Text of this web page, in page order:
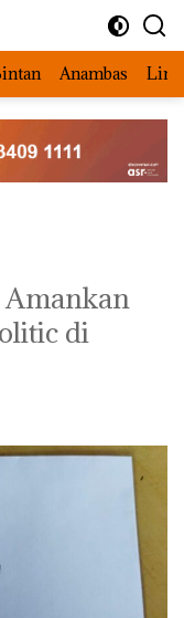
Anambas
Amankan
di